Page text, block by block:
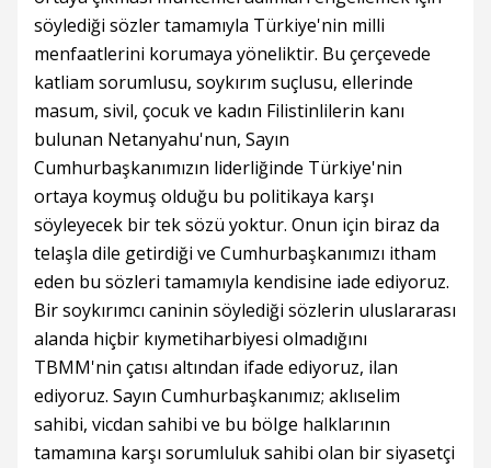
söylediği sözler tamamıyla Türkiye'nin milli
menfaatlerini korumaya yöneliktir. Bu çerçevede
katliam sorumlusu, soykırım suçlusu, ellerinde
masum, sivil, çocuk ve kadın Filistinlilerin kanı
bulunan Netanyahu'nun, Sayın
Cumhurbaşkanımızın liderliğinde Türkiye'nin
ortaya koymuş olduğu bu politikaya karşı
söyleyecek bir tek sözü yoktur. Onun için biraz da
telaşla dile getirdiği ve Cumhurbaşkanımızı itham
eden bu sözleri tamamıyla kendisine iade ediyoruz.
Bir soykırımcı caninin söylediği sözlerin uluslararası
alanda hiçbir kıymetiharbiyesi olmadığını
TBMM'nin çatısı altından ifade ediyoruz, ilan
ediyoruz. Sayın Cumhurbaşkanımız; aklıselim
sahibi, vicdan sahibi ve bu bölge halklarının
tamamına karşı sorumluluk sahibi olan bir siyasetçi